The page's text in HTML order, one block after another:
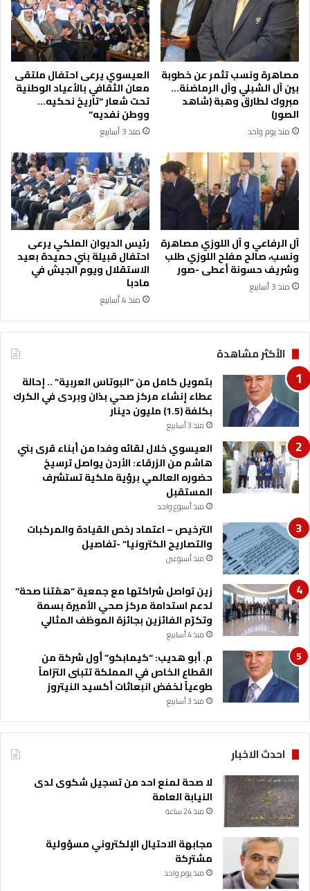
ق
ا
ل
ح
ل
ي
ة
ا
ل
ع
د
.
.
ا
ل
ع
ي
س
و
ي
ز
ي
ب
و
ة
ل
ل
و
ء
ا
ل
م
ت
ق
ع
د
ا
ل
و
د
ي
ا
ن
مصاهرة ونسب تثمر عن خطوبة
بين آل الشبلي وآل الرماضنة…
مبروك لطارق وهبة (شاهد
الصور)
منذ يوم واحد
العيسوي يرعى احتفال ملتقى
معان الثقافي بالأعياد الوطنية
تحت شعار “تاريخ نحكيه…
ووطن نفديه”
منذ 3 أسابيع
آل الرفاعي و آل اللوزي مصاهرة
ونسب، صالح مفلح اللوزي طلب
وشريف حسونة أعطى -صور
منذ 3 أسابيع
رئيس الديوان الملكي يرعى
احتفال قبيلة بني حميدة بعيد
الاستقلال ويوم الجيش في
مادبا
منذ 4 أسابيع
الأكثر مشاهدة
بتمويل كامل من “البوتاس العربية” .. إحالة
عطاء إنشاء مركز صحي بذان وبردى في الكرك
بكلفة (1.5) مليون دينار
منذ 3 أسابيع
العيسوي خلال لقائه وفدا من أبناء قرى بني
هاشم من الزرقاء: الأردن يواصل ترسيخ
حضوره العالمي برؤية ملكية تستشرف
المستقبل
منذ أسبوع واحد
الترخيص – اعتماد رخص القيادة والمركبات
والتصاريح الكترونيا” -تفاصيل
منذ أسبوعين
زين تواصل شراكتها مع جمعية “همّتنا صحة”
لدعم استدامة مركز صحي الأميرة بسمة
وتكرّم الفائزين بجائزة الموظف المثالي
منذ 4 أسابيع
م. أبو هديب: “كيمابكو” أول شركة من
القطاع الخاص في المملكة تتبنى التزاماً
طوعياً لخفض انبعاثات أكسيد النيتروز
منذ 3 أسابيع
احدث الاخبار
لا صحة لمنع احد من تسجيل شكوى لدى
النيابة العامة
منذ 24 ساعة
مجابهة الاحتيال الإلكتروني مسؤولية
مشتركة
منذ يوم واحد